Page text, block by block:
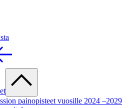
painopisteet vuosille 2024 –2029